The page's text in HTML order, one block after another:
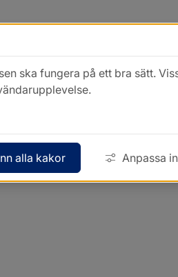
ska fungera på ett bra sätt.
alla kakor Anpassa